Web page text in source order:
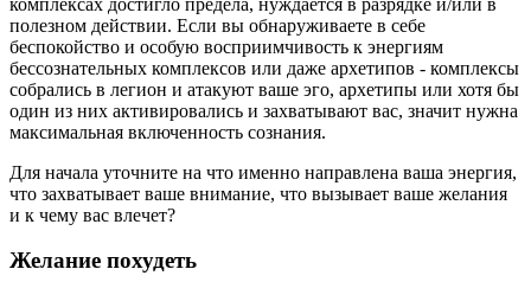
полезном действии. Если вы обнаруживаете в себе
беспокойство и особую восприимчивость к энергиям
бессознательных комплексов или даже архетипов - комплексы
собрались в легион и атакуют ваше эго, архетипы или хотя бы
один из них активировались и захватывают вас, значит нужна
максимальная включенность сознания.
Для начала уточните на что именно направлена ваша энергия,
что захватывает ваше внимание, что вызывает ваше желания
и к чему вас влечет?
Желание похудеть